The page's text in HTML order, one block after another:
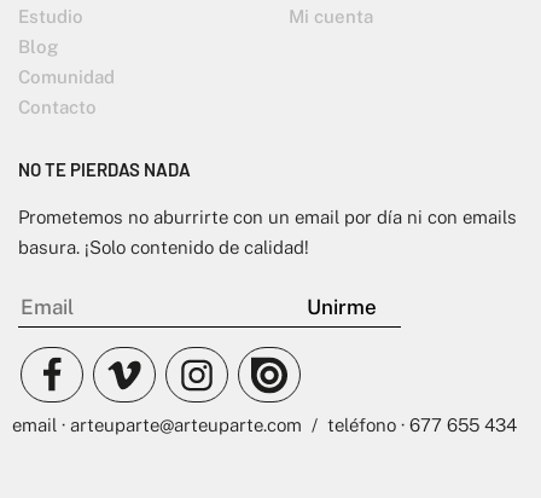
Estudio
Blog
Comunidad
Contacto
Mi cuenta
NO TE PIERDAS NADA
Prometemos no aburrirte con un email por día ni con emails
basura. ¡Solo contenido de calidad!
email · arteuparte@arteuparte.com / teléfono · 677 655 434